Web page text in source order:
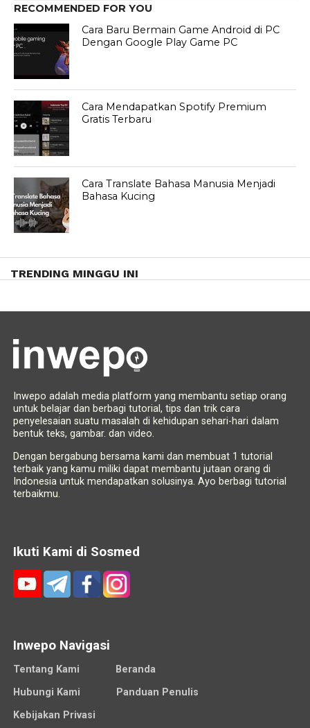
RECOMMENDED FOR YOU
Cara Baru Bermain Game Android di PC
Dengan Google Play Game PC
Cara Mendapatkan Spotify Premium
Gratis Terbaru
Cara Translate Bahasa Manusia Menjadi
Bahasa Kucing
TRENDING MINGGU INI
Inwepo adalah media platform yang membantu setiap orang
untuk belajar dan berbagi tutorial, tips dan trik cara
penyelesaian suatu masalah di kehidupan sehari-hari dalam
bentuk teks, gambar. dan video.
Dengan bergabung bersama kami dan membuat 1 tutorial
terbaik yang kamu miliki dapat membantu jutaan orang di
Indonesia untuk mendapatkan solusinya. Ayo berbagi tutorial
terbaikmu.
Ikuti Kami di Sosmed
Inwepo Navigasi
Tentang Kami
Beranda
Hubungi Kami
Panduan Penulis
Kebijakan Privasi